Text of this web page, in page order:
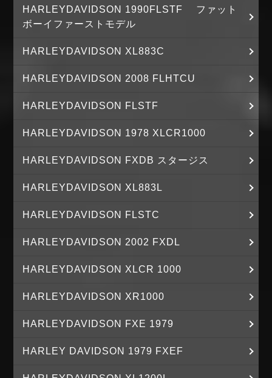
HARLEYDAVIDSON 1990FLSTF ファット
ボーイファーストモデル
HARLEYDAVIDSON XL883C
HARLEYDAVIDSON 2008 FLHTCU
HARLEYDAVIDSON FLSTF
HARLEYDAVIDSON 1978 XLCR1000
HARLEYDAVIDSON FXDB スタージス
HARLEYDAVIDSON XL883L
HARLEYDAVIDSON FLSTC
HARLEYDAVIDSON 2002 FXDL
HARLEYDAVIDSON XLCR 1000
HARLEYDAVIDSON XR1000
HARLEYDAVIDSON FXE 1979
HARLEY DAVIDSON 1979 FXEF